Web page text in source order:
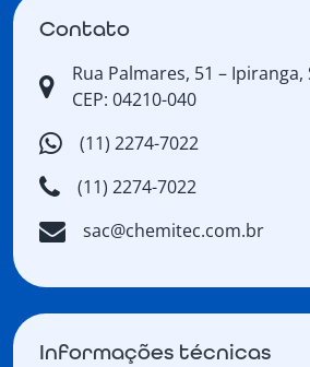
Contato
Rua Palmares, 51 – Ipiranga,
CEP: 04210-040
(11) 2274-7022
(11) 2274-7022
sac@chemitec.com.br
Informações técnicas